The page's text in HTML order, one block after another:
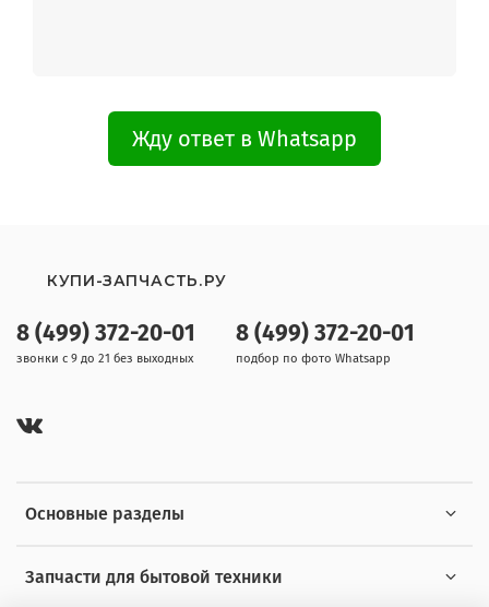
Жду ответ в Whatsapp
Основные разделы
Запчасти для бытовой техники
8 (499) 372-20-01
звонки с 9 до 21 без выходных
8 (499) 372-20-01
подбор по фото Whatsapp
КУПИ-ЗАПЧАСТЬ.РУ